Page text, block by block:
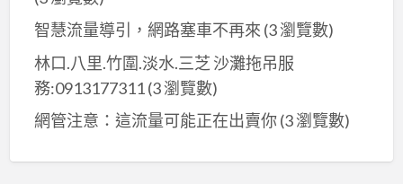
智慧流量導引，網路塞車不再來 (3 瀏覽數)
林口.八里.竹圍.淡水.三芝 沙灘拖吊服
務:0913177311(3 瀏覽數)
網管注意：這流量可能正在出賣你(3 瀏覽數)